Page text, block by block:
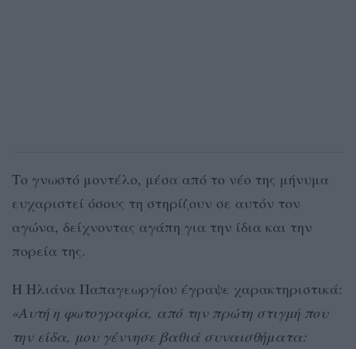
Το γνωστό μοντέλο, μέσα από το νέο της μήνυμα
ευχαριστεί όσους τη στηρίζουν σε αυτόν τον
αγώνα, δείχνοντας αγάπη για την ίδια και την
πορεία της.
Η Ηλιάνα Παπαγεωργίου έγραψε χαρακτηριστικά:
«Αυτή η φωτογραφία, από την πρώτη στιγμή που
την είδα, μου γέννησε βαθιά συναισθήματα: